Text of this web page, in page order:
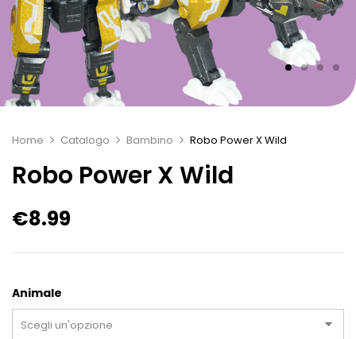
Home Catalogo Bambino Robo Power X Wild
Robo Power X Wild
€8.99
Animale